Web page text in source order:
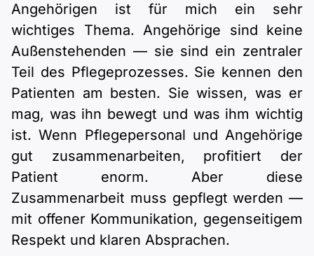
Angehörigen ist für mich ein sehr
wichtiges Thema. Angehörige sind keine
Außenstehenden — sie sind ein zentraler
Teil des Pflegeprozesses. Sie kennen den
Patienten am besten. Sie wissen, was er
mag, was ihn bewegt und was ihm wichtig
ist. Wenn Pflegepersonal und Angehörige
gut zusammenarbeiten, profitiert der
Patient enorm. Aber diese
Zusammenarbeit muss gepflegt werden —
mit offener Kommunikation, gegenseitigem
Respekt und klaren Absprachen.